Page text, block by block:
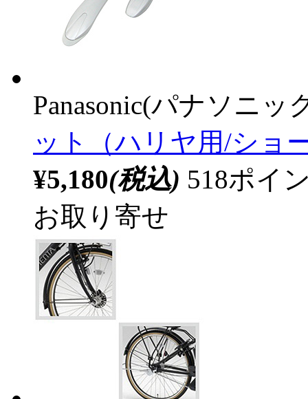
Panasonic(パナソニッ
ット（ハリヤ用/ショ
¥5,180(税込) 518ポイ
お取り寄せ